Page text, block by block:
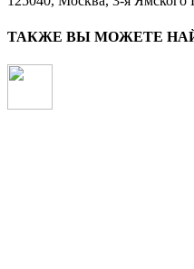
ТАКЖЕ ВЫ МОЖЕТЕ